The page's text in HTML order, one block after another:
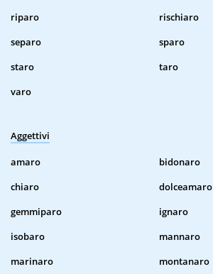
riparo
rischiaro
separo
sparo
staro
taro
varo
Aggettivi
amaro
bidonaro
chiaro
dolceamaro
gemmiparo
ignaro
isobaro
mannaro
marinaro
montanaro